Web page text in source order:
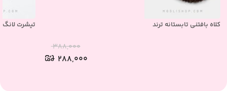
کلاه بافتنی تابستانه ترند
۳۸۸,۰۰۰
۲۸۸,۰۰۰
تیشرت